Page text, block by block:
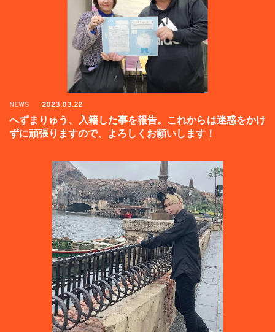
NEWS 2023.03.22
へずまりゅう、入籍した事を報告。これからは迷惑をかけ
ずに頑張りますので、よろしくお願いします！